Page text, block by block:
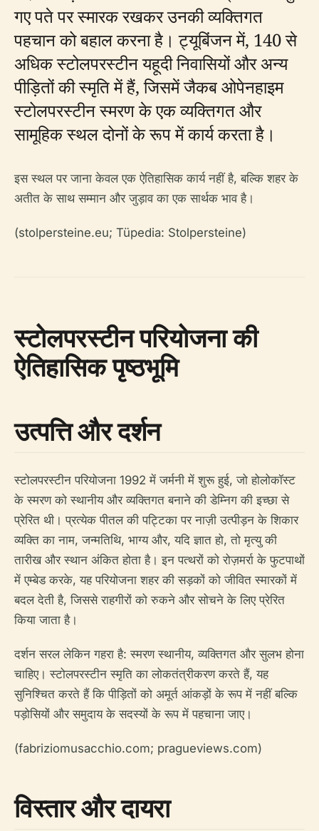
गए पते पर स्मारक रखकर उनकी व्यक्तिगत
पहचान को बहाल करना है। ट्यूबिंजन में, 140 से
अधिक स्टोलपरस्टीन यहूदी निवासियों और अन्य
पीड़ितों की स्मृति में हैं, जिसमें जैकब ओपेनहाइम
स्टोलपरस्टीन स्मरण के एक व्यक्तिगत और
सामूहिक स्थल दोनों के रूप में कार्य करता है।
इस स्थल पर जाना केवल एक ऐतिहासिक कार्य नहीं है, बल्कि शहर के
अतीत के साथ सम्मान और जुड़ाव का एक सार्थक भाव है।
(stolpersteine.eu; Tüpedia: Stolpersteine)
स्टोलपरस्टीन परियोजना की
ऐतिहासिक पृष्ठभूमि
उत्पत्ति और दर्शन
स्टोलपरस्टीन परियोजना 1992 में जर्मनी में शुरू हुई, जो होलोकॉस्ट
के स्मरण को स्थानीय और व्यक्तिगत बनाने की डेम्निग की इच्छा से
प्रेरित थी। प्रत्येक पीतल की पट्टिका पर नाज़ी उत्पीड़न के शिकार
व्यक्ति का नाम, जन्मतिथि, भाग्य और, यदि ज्ञात हो, तो मृत्यु की
तारीख और स्थान अंकित होता है। इन पत्थरों को रोज़मर्रा के फुटपाथों
में एम्बेड करके, यह परियोजना शहर की सड़कों को जीवित स्मारकों में
बदल देती है, जिससे राहगीरों को रुकने और सोचने के लिए प्रेरित
किया जाता है।
दर्शन सरल लेकिन गहरा है: स्मरण स्थानीय, व्यक्तिगत और सुलभ होना
चाहिए। स्टोलपरस्टीन स्मृति का लोकतंत्रीकरण करते हैं, यह
सुनिश्चित करते हैं कि पीड़ितों को अमूर्त आंकड़ों के रूप में नहीं बल्कि
पड़ोसियों और समुदाय के सदस्यों के रूप में पहचाना जाए।
(fabriziomusacchio.com; pragueviews.com)
विस्तार और दायरा